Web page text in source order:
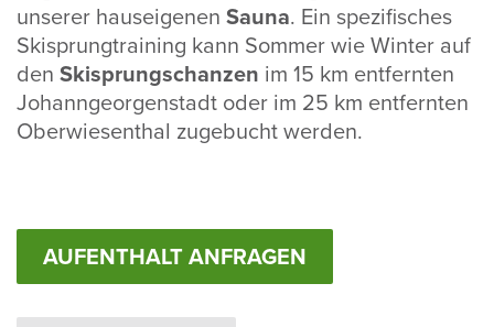
unserer haus­ei­genen Sauna. Ein spezi­fi­sches
Skisprung­trai­ning kann Sommer wie Winter auf
den Skisprung­schanzen im 15 km entfernten
Johann­ge­or­gen­stadt oder im 25 km entfernten
Ober­wie­sen­thal zuge­bucht werden.
AUFENTHALT ANFRAGEN